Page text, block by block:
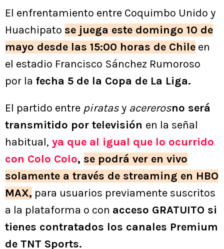
El enfrentamiento entre Coquimbo Unido y
Huachipato se juega este domingo 10 de
mayo desde las 15:00 horas de Chile en
el estadio Francisco Sánchez Rumoroso
por la fecha 5 de la Copa de La Liga.
El partido entre piratasy acererosno será
transmitido por televisión en la señal
habitual, ya que al igual que lo ocurrido
con Colo Colo, se podrá ver en vivo
solamente a través de streaming en HBO
MAX, para usuarios previamente suscritos
a la plataforma o con acceso GRATUITO si
tienes contratados los canales Premium
de TNT Sports.